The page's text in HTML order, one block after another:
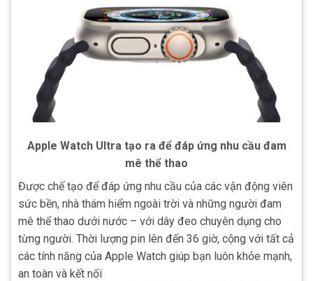
Apple Watch Ultra tạo ra để đáp ứng nhu cầu đam
mê thể thao
Được chế tạo để đáp ứng nhu cầu của các vận động viên
sức bền, nhà thám hiểm ngoài trời và những người đam
mê thể thao dưới nước – với dây đeo chuyên dụng cho
từng người. Thời lượng pin lên đến 36 giờ, cộng với tất cả
các tính năng của Apple Watch giúp bạn luôn khỏe mạnh,
an toàn và kết nối